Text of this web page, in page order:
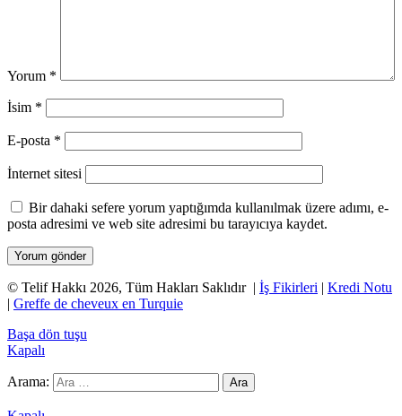
Yorum *
İsim *
E-posta *
İnternet sitesi
Bir dahaki sefere yorum yaptığımda kullanılmak üzere adımı, e-
posta adresimi ve web site adresimi bu tarayıcıya kaydet.
© Telif Hakkı 2026, Tüm Hakları Saklıdır | İş Fikirleri | Kredi Notu
| Greffe de cheveux en Turquie
Başa dön tuşu
Kapalı
Arama: